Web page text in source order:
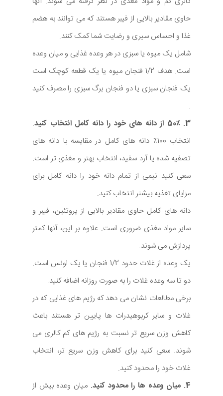
حاوی مقادیر بالایی از فیبر هستند که می توانند به هضم
غذا و احساس سیری و رضایت شما کمک کنند.
شامل یک میوه یا سبزی در هر وعده غذایی و میان وعده
است. هدف 1/2 فنجان میوه یا یک قطعه کوچک است
یک فنجان سبزی یا دو فنجان برگ سبزی را مصرف کنید
.
3. 50٪ از دانه های خود را دانه کامل انتخاب کنید
.
انتخاب 100٪ دانه های کامل در مقایسه با دانه های
تصفیه شده یا آرد سفید، انتخاب بهتر و مغذی تر است.
سعی کنید نیمی از تمام دانه خود را دانه کامل برای
مزایای تغذیه بیشتر انتخاب کنید.
دانه های کامل حاوی مقادیر بالایی از پروتئین، فیبر و
سایر مواد مغذی ضروری است. علاوه بر این، آنها کمتر
پردازش می شوند.
یک وعده از غلات حدود 1/2 فنجان یا یک اونس است.
دو تا سه وعده غلات را به صورت روزانه اضافه کنید.
برخی مطالعات نشان می دهد که رژیم های غذایی که در
غلات و سایر کربوهیدرات ها پایین تر هستند باعث
کاهش وزن سریع تر نسبت به رژیم های کم کالری می
شوند. سعی کنید برای کاهش وزن سریع تر، انتخاب
غلات خود را محدود کنید.
4. میان وعده ها را محدود کنید.
میان وعده بیش از